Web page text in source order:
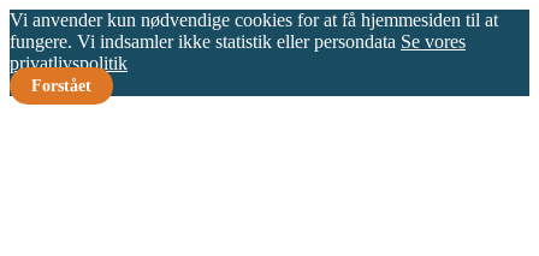
Vi anvender kun nødvendige cookies for at få hjemmesiden til at
fungere. Vi indsamler ikke statistik eller persondata Se vores
privatlivspolitik
Forstået